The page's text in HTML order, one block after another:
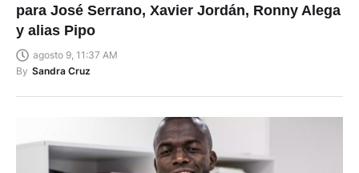
para José Serrano, Xavier Jordán, Ronny Alega
y alias Pipo
agosto 9, 11:37 AM
By Sandra Cruz